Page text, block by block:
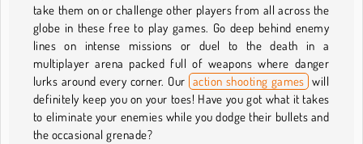
take them on or challenge other players from all across the
globe in these free to play games. Go deep behind enemy
lines on intense missions or duel to the death in a
multiplayer arena packed full of weapons where danger
lurks around every corner. Our action shooting games will
definitely keep you on your toes! Have you got what it takes
to eliminate your enemies while you dodge their bullets and
the occasional grenade?